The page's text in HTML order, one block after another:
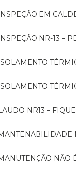
INSPEÇÃO EM
INSPEÇÃO NR-13 –
ISOLAMENTO
ISOLAMENTO
LAUDO NR13 –
MANUTENÇÃO